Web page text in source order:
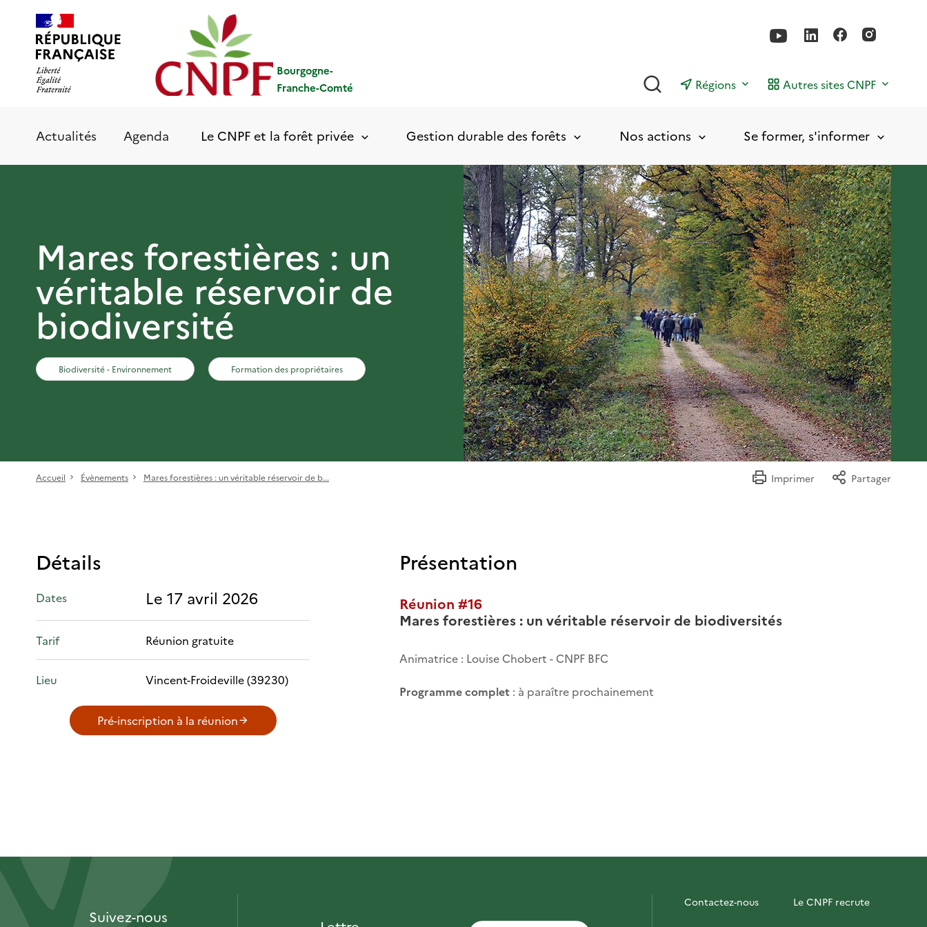
contenu
principal
Bourgogne-
Franche-Comté
Rechercher
Régions Autres sites CNPF
Actualités Agenda Le CNPF et la forêt privée Gestion durable des forêts Nos actions Se former, s'informer
Mares forestières : un
véritable réservoir de
biodiversité
Biodiversité - Environnement Formation des propriétaires
Accueil Évènements Mares forestières : un véritable réservoir de b... Imprimer Partager
Détails
Dates Le 17 avril 2026
Tarif Réunion gratuite
Lieu Vincent-Froideville (39230)
Pré-inscription à la réunion
Présentation
Réunion #16
Mares forestières : un véritable réservoir de biodiversités
Animatrice : Louise Chobert - CNPF BFC
Programme complet : à paraître prochainement
Suivez-nous
Contactez-nous Le CNPF recrute